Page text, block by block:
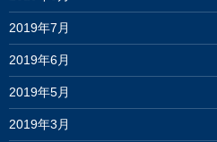
2019年7月
2019年6月
2019年5月
2019年3月